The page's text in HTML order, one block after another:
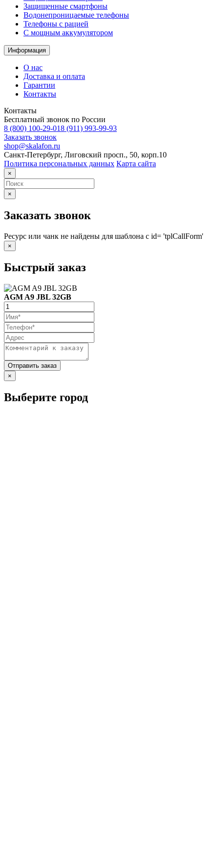
Защищенные смартфоны
Водонепроницаемые телефоны
Телефоны с рацией
C мощным аккумулятором
Информация
О нас
Доставка и оплата
Гарантии
Контакты
Контакты
Бесплатный звонок по России
8 (800) 100-29-018 (911) 993-99-93
Заказать звонок
shop@skalafon.ru
Санкт-Петербург, Лиговский просп., 50, корп.10
Политика персональных данных Карта сайта
×
×
Заказать звонок
Ресурс или чанк не найдены для шаблона с id= 'tplCallForm'
×
Быстрый заказ
AGM A9 JBL 32GB
×
Выберите город